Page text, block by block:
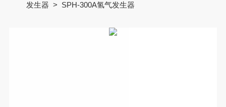
发生器 > SPH-300A氢气发生器